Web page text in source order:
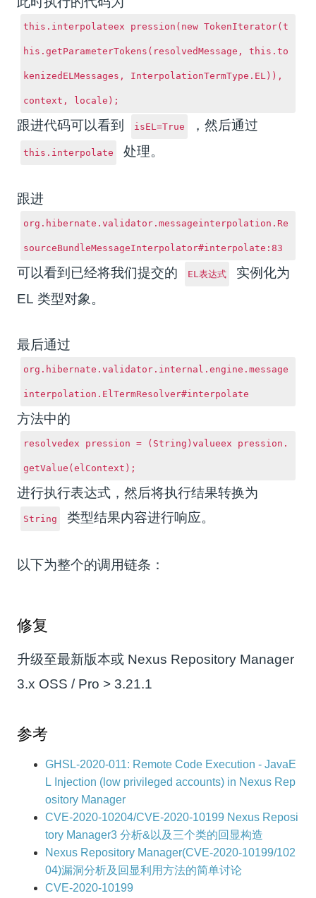
this.interpolateex pression(new TokenIterator(t
his.getParameterTokens(resolvedMessage, this.to
kenizedELMessages, InterpolationTermType.EL)),
context, locale);
跟进代码可以看到 isEL=True ，然后通过
this.interpolate 处理。
跟进
org.hibernate.validator.messageinterpolation.Re
sourceBundleMessageInterpolator#interpolate:83
可以看到已经将我们提交的 EL表达式
实例化为
EL 类型对象。
最后通过
org.hibernate.validator.internal.engine.message
interpolation.ElTermResolver#interpolate
方法中的
resolvedex pression = (String)valueex pression.
getValue(elContext);
进行执行表达式，然后将执行结果转换为
String 类型结果内容进行响应。
以下为整个的调用链条：
修复
升级至最新版本或 Nexus Repository Manager
3.x OSS / Pro > 3.21.1
参考
GHSL-2020-011: Remote Code Execution - JavaE
L Injection (low privileged accounts) in Nexus Rep
ository Manager
CVE-2020-10204/CVE-2020-10199 Nexus Reposi
tory Manager3 分析&以及三个类的回显构造
Nexus Repository Manager(CVE-2020-10199/102
04)漏洞分析及回显利用方法的简单讨论
CVE-2020-10199